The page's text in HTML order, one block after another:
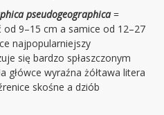
pseudogeographica=
9–15 cm a samice od 12–27
najpopularniejszy
się bardzo spłaszczonym
główce wyraźna żółtawa litera
skośne a dziób